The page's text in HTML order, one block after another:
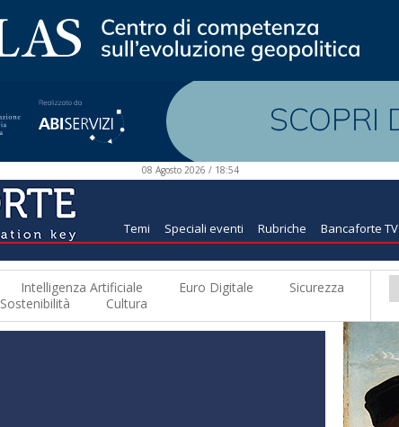
08 Agosto 2026 / 18:54
Temi Speciali eventi Rubriche Bancaforte TV
Intelligenza Artificiale Euro Digitale
Sicurezza
Sostenibilità Cultura